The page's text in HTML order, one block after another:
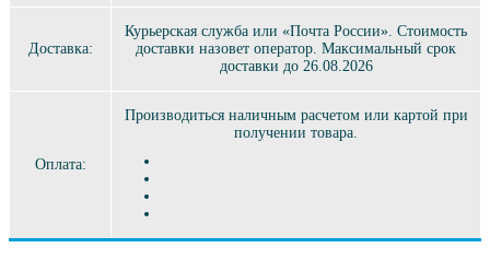
Доставка:
Курьерская служба или «Почта России». Стоимость
доставки назовет оператор. Максимальный срок
доставки до 26.08.2026
Оплата:
Производиться наличным расчетом или картой при
получении товара.